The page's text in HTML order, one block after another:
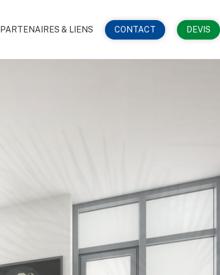
PARTENAIRES & LIENS CONTACT DEVIS